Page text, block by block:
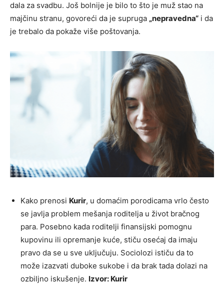
dala za svadbu. Još bolnije je bilo to što je muž stao na
majčinu stranu, govoreći da je supruga „nepravedna“ i da
je trebalo da pokaže više poštovanja.
Kako prenosi Kurir, u domaćim porodicama vrlo često
se javlja problem mešanja roditelja u život bračnog
para. Posebno kada roditelji finansijski pomognu
kupovinu ili opremanje kuće, stiču osećaj da imaju
pravo da se u sve uključuju. Sociolozi ističu da to
može izazvati duboke sukobe i da brak tada dolazi na
ozbiljno iskušenje. Izvor: Kurir